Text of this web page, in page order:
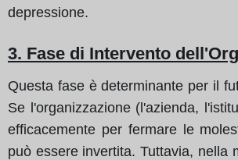
depressione.
3. Fase di Intervento
Questa fase è determinante per il
Se l'organizzazione (l'azienda,
efficacemente per fermare le
può essere invertita. Tuttavia, nella